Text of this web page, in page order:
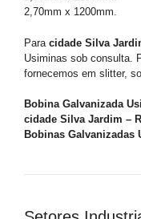
2,70mm x 1200mm.
Para cidade Silva
Usiminas sob consulta.
fornecemos em slitter,
Bobina Galvanizada
cidade Silva Jardim –
Bobinas Galvanizadas